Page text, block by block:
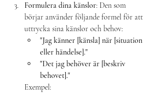
Formulera dina känslor: Den som
börjar använder följande formel för att
uttrycka sina känslor och behov:
"Jag känner [känsla] när [situation
eller händelse]."
"Det jag behöver är [beskriv
behovet]."
Exempel: